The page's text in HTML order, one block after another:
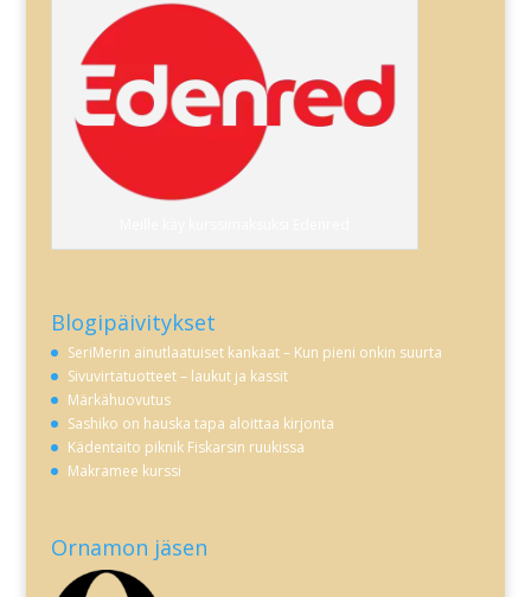
Blogipäivitykset
SeriMerin ainutlaatuiset kankaat – Kun pieni onkin suurta
Sivuvirtatuotteet – laukut ja kassit
Märkähuovutus
Sashiko on hauska tapa aloittaa kirjonta
Kädentaito piknik Fiskarsin ruukissa
Makramee kurssi
Ornamon jäsen